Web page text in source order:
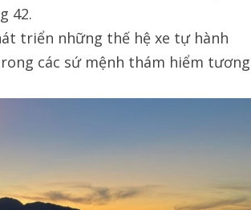
42.
triển những thế hệ xe tự hành
các sứ mệnh thám hiểm tương